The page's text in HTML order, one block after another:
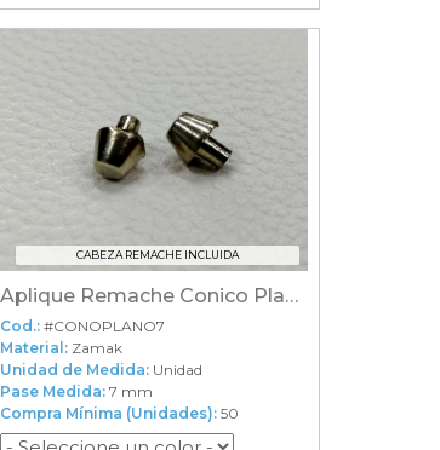
CABEZA REMACHE INCLUIDA
Aplique Remache Conico Plano 7
Cod.: #CONOPLANO7
Material: Zamak
Unidad de Medida: Unidad
Pase Medida: 7 mm
Compra Mínima (Unidades): 50